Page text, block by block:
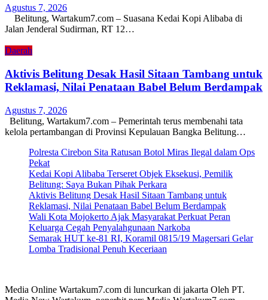
Agustus 7, 2026
Belitung, Wartakum7.com – Suasana Kedai Kopi Alibaba di
Jalan Jenderal Sudirman, RT 12…
Daerah
Aktivis Belitung Desak Hasil Sitaan Tambang untuk
Reklamasi, Nilai Penataan Babel Belum Berdampak
Agustus 7, 2026
Belitung, Wartakum7.com – Pemerintah terus membenahi tata
kelola pertambangan di Provinsi Kepulauan Bangka Belitung…
Polresta Cirebon Sita Ratusan Botol Miras Ilegal dalam Ops
Pekat
Kedai Kopi Alibaba Terseret Objek Eksekusi, Pemilik
Belitung: Saya Bukan Pihak Perkara
Aktivis Belitung Desak Hasil Sitaan Tambang untuk
Reklamasi, Nilai Penataan Babel Belum Berdampak
Wali Kota Mojokerto Ajak Masyarakat Perkuat Peran
Keluarga Cegah Penyalahgunaan Narkoba
Semarak HUT ke-81 RI, Koramil 0815/19 Magersari Gelar
Lomba Tradisional Penuh Keceriaan
Media Online Wartakum7.com di luncurkan di jakarta Oleh PT.